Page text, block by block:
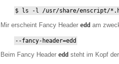
$ ls -l /usr/share/enscript/
Mir erscheint Fancy Header edd am
--fancy-header=edd
Beim Fancy Header edd steht im Kopf